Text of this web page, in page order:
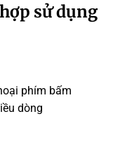
sử dụng
phím bấm
dòng